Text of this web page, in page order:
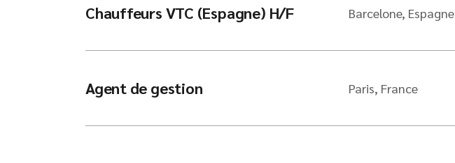
Chauffeurs VTC (Espagne) H/F Barcelone, Espagne
Agent de gestion Paris, France